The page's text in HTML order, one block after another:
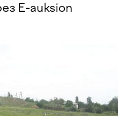
E-auksion